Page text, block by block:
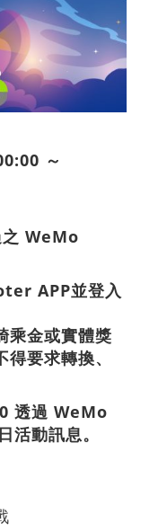
～
之 WeMo
APP並登入
乘金或實體獎
要求轉換、
透過 WeMo
動訊息。